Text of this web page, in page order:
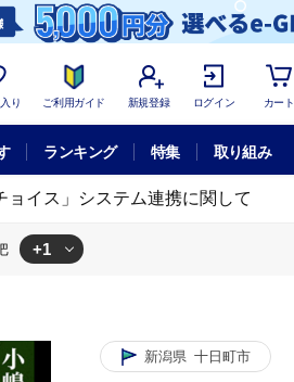
り ご利用ガイド 新規登録 ログイン カート
ランキング 特集 取り組み
ョイス」システム連携に関して
+1
新潟県 十日町市